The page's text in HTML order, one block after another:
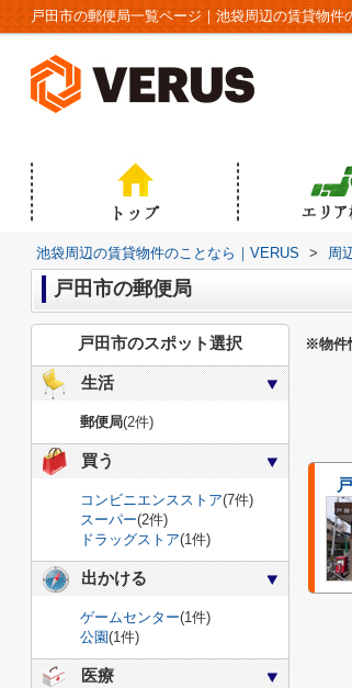
戸田市の郵便局一覧ページ｜池袋周辺の賃貸物件
池袋周辺の賃貸物件のことなら｜VERUS > 周
戸田市の郵便局
※物件
戸田市のスポット選択
生活
郵便局(2件)
買う
コンビニエンスストア(7件)
スーパー(2件)
ドラッグストア(1件)
出かける
ゲームセンター(1件)
公園(1件)
医療